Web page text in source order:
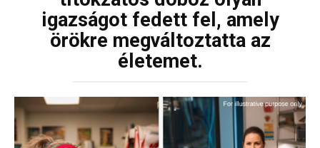
igazságot fedett fel, amely
örökre megváltoztatta az
életemet.